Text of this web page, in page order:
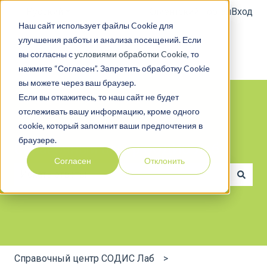
Наш сайт использует файлы Cookie для
улучшения работы и анализа посещений. Если
вы согласны сусловиями обработки Cookie, то
нажмите “Согласен”. Запретить обработку Cookie
вы можете через ваш браузер.
Если вы откажитесь, то наш сайт не будет
отслеживать вашу информацию, кроме одного
cookie, который запомнит ваши предпочтения в
браузере.
Согласен Отклонить
Клиентский порталВход
Справочный центр СОДИС Лаб
Результаты отсутствуют, так как поле поиска
Справочный центр СОДИС Лаб